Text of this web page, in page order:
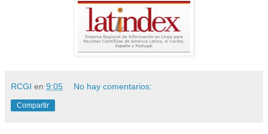
RCGI en 9:05 No hay comentarios:
Compartir